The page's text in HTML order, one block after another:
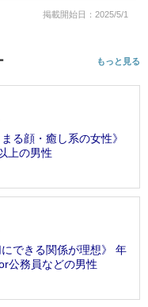
掲載開始日：2025/5/1
もっと見る
る顔・癒し系の女性》
上の男性
にできる関係が理想》 年
公務員などの男性